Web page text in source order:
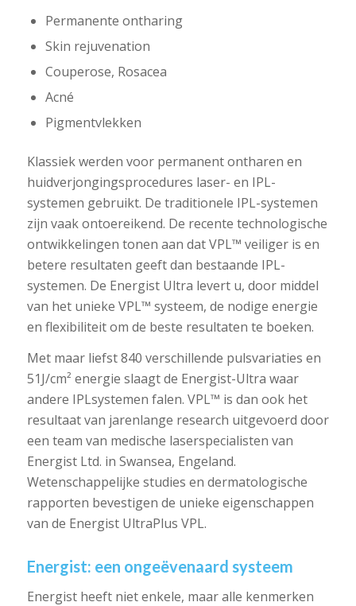
Permanente ontharing
Skin rejuvenation
Couperose, Rosacea
Acné
Pigmentvlekken
Klassiek werden voor permanent ontharen en
huidverjongingsprocedures laser- en IPL-
systemen gebruikt. De traditionele IPL-systemen
zijn vaak ontoereikend. De recente technologische
ontwikkelingen tonen aan dat VPL™ veiliger is en
betere resultaten geeft dan bestaande IPL-
systemen. De Energist Ultra levert u, door middel
van het unieke VPL™ systeem, de nodige energie
en flexibiliteit om de beste resultaten te boeken.
Met maar liefst 840 verschillende pulsvariaties en
51J/cm² energie slaagt de Energist-Ultra waar
andere IPLsystemen falen. VPL™ is dan ook het
resultaat van jarenlange research uitgevoerd door
een team van medische laserspecialisten van
Energist Ltd. in Swansea, Engeland.
Wetenschappelijke studies en dermatologische
rapporten bevestigen de unieke eigenschappen
van de Energist UltraPlus VPL.
Energist: een ongeëvenaard systeem
Energist heeft niet enkele, maar alle kenmerken